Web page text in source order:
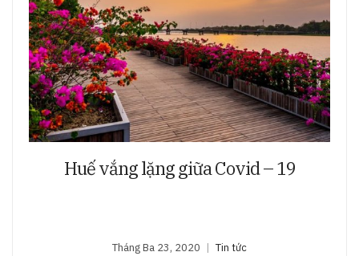
Huế vắng lặng giữa Covid – 19
Tháng Ba 23, 2020 Tin tức